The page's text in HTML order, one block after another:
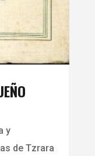
y
de Tzrara